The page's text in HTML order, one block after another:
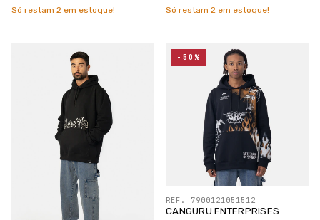
Só restam 2 em estoque! Só restam 2 em estoque!
CANGURU ENTERPRISES
REF. 7900121051512
-50%